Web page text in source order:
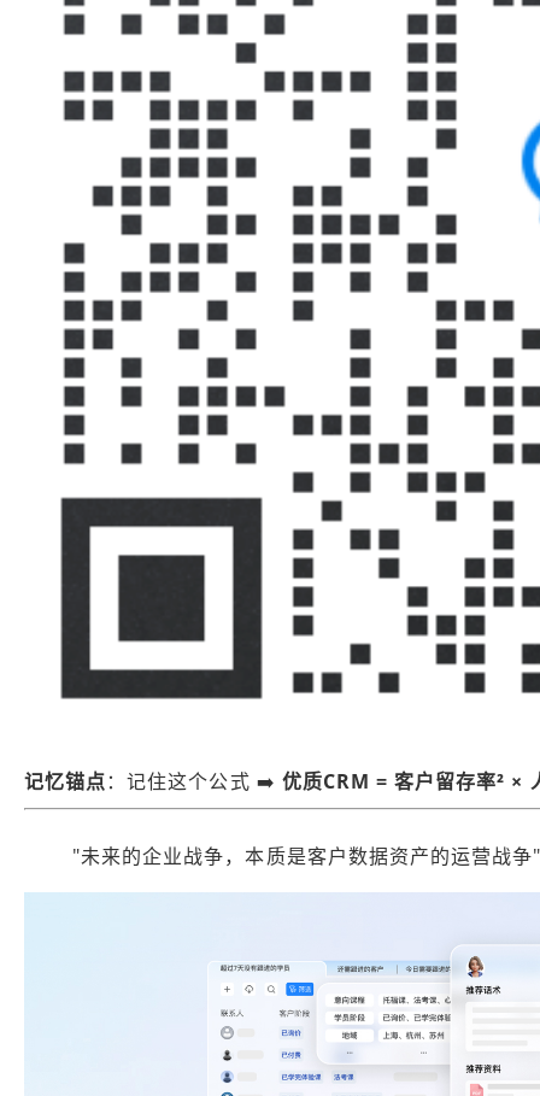
记忆锚点：记住这个公式 ➡️ ​ 优质CRM = 客户留存率² ×
"未来的企业战争，本质是客户数据资产的运营战